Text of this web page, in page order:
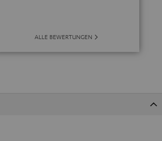
ALLE BEWERTUNGEN